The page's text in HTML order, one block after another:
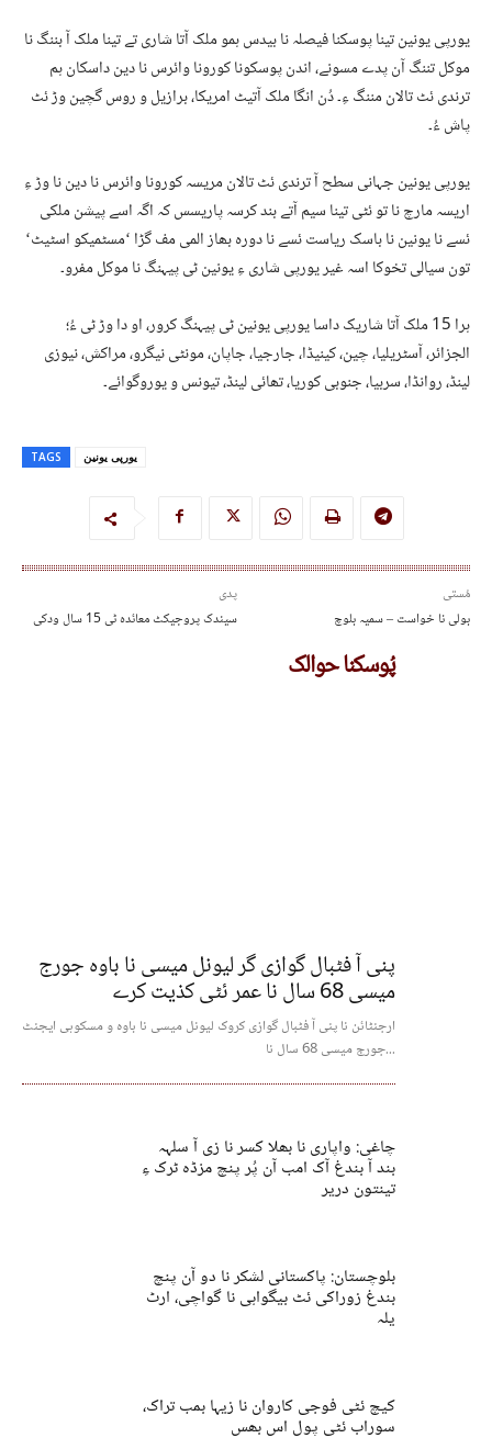
یورپی یونین تینا پوسکنا فیصلہ نا بیدس ہمو ملک آتا شاری تے تینا ملک آ بننگ نا
موکل تننگ آن پدے مسونے، اندن پوسکونا کورونا وائرس نا دین داسکان ہم
ترندی ئٹ تالان مننگ ءِ۔ دُن انگا ملک آتیٹ امریکا، برازیل و روس گچین وڑ ئٹ
پاش ءُ۔
یورپی یونین جہانی سطح آ ترندی ئٹ تالان مریسہ کورونا وائرس نا دین نا وڑ ءِ
اریسہ مارچ نا تو ئٹی تینا سیم آتے بند کرسہ پاریسس کہ اگہ اسے پیشن ملکی
ئسے نا یونین نا باسک ریاست ئسے نا دورہ بھاز المی مف گڑا ‘مسٹمیکو اسٹیٹ‘
تون سیالی تخوکا اسہ غیر یورپی شاری ءِ یونین ٹی پیہنگ نا موکل مفرو۔
ہرا 15 ملک آتا شاریک داسا یورپی یونین ٹی پیہنگ کرور، او دا وڑ ٹی ءُ؛
الجزائر، آسٹریلیا، چین، کینیڈا، جارجیا، جاپان، مونٹی نیگرو، مراکش، نیوزی
لینڈ، روانڈا، سربیا، جنوبی کوریا، تھائی لینڈ، تیونس و یوروگوائے۔
TAGS یورپی یونین
پدی
سیندک پروجیکٹ معائدہ ٹی 15 سال ودکی
مُستی
بولی نا خواست – سمیہ بلوچ
پُوسکنا حوالک
پنی آ فٹبال گوازی گر لیونل میسی نا باوہ جورج
میسی 68 سال نا عمر ئٹی کذیت کرے
ارجنٹائن نا پنی آ فٹبال گوازی کروک لیونل میسی نا باوہ و مسکوہی ایجنٹ
جورج میسی 68 سال نا...
چاغی: واپاری نا بھلا کسر نا زی آ سلہہ
بند آ بندغ آک امب آن پُر پنچ مزڈہ ٹرک ءِ
تینتون دریر
بلوچستان: پاکستانی لشکر نا دو آن پنچ
بندغ زوراکی ئٹ بیگواہی نا گواچی، ارٹ
یلہ
کیچ ئٹی فوجی کاروان نا زیہا بمب تراک،
سوراب ئٹی پول اس بھس